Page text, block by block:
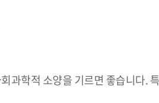
과학적 소양을 기르면 좋습니